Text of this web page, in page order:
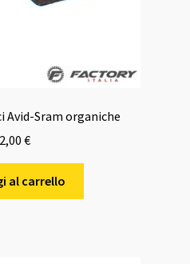
Avid-Sram organiche
€
al carrello